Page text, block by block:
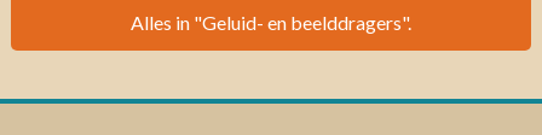
Alles in "Geluid- en beelddragers".